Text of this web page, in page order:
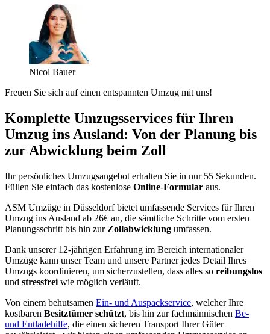
Nicol Bauer
Freuen Sie sich auf einen entspannten Umzug mit uns!
Komplette Umzugsservices für Ihren
Umzug ins Ausland: Von der Planung bis
zur Abwicklung beim Zoll
Ihr persönliches Umzugsangebot erhalten Sie in nur 55 Sekunden.
Füllen Sie einfach das kostenlose Online-Formular aus.
ASM Umzüge in Düsseldorf bietet umfassende Services für Ihren
Umzug ins Ausland ab 26€ an, die sämtliche Schritte vom ersten
Planungsschritt bis hin zur Zollabwicklung umfassen.
Dank unserer 12-jährigen Erfahrung im Bereich internationaler
Umzüge kann unser Team und unsere Partner jedes Detail Ihres
Umzugs koordinieren, um sicherzustellen, dass alles so reibungslos
und stressfrei wie möglich verläuft.
Von einem behutsamen Ein- und Auspackservice, welcher Ihre
kostbaren Besitztümer schützt, bis hin zur fachmännischen Be-
und Entladehilfe, die einen sicheren Transport Ihrer Güter